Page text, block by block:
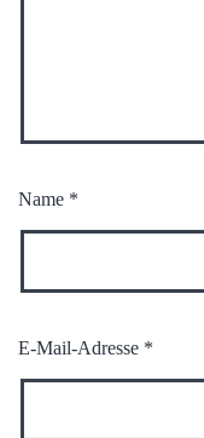
Name *
E-Mail-Adresse *